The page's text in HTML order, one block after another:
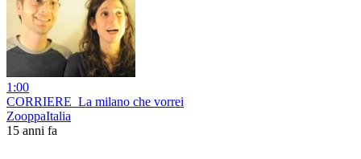
1:00
CORRIERE_La milano che vorrei
ZooppaItalia
15 anni fa